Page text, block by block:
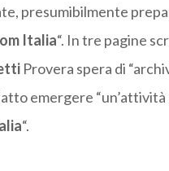
presumibilmente
Italia“. In tre pagine
Provera spera di
emergere
“.